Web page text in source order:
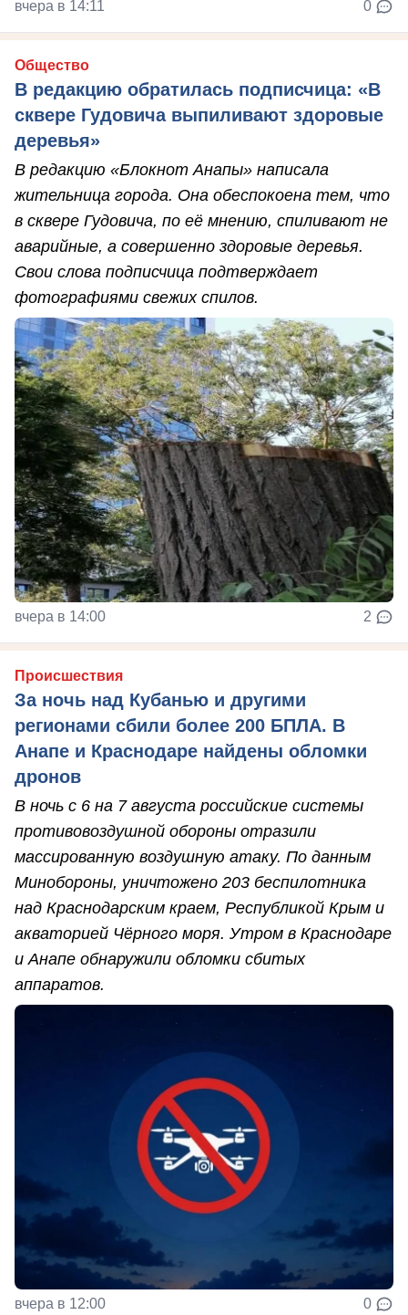
вчера в 14:11 0
Общество
В редакцию обратилась подписчица: «В
сквере Гудовича выпиливают здоровые
деревья»
В редакцию «Блокнот Анапы» написала
жительница города. Она обеспокоена тем, что
в сквере Гудовича, по её мнению, спиливают не
аварийные, а совершенно здоровые деревья.
Свои слова подписчица подтверждает
фотографиями свежих спилов.
вчера в 14:00 2
Происшествия
За ночь над Кубанью и другими
регионами сбили более 200 БПЛА. В
Анапе и Краснодаре найдены обломки
дронов
В ночь с 6 на 7 августа российские системы
противовоздушной обороны отразили
массированную воздушную атаку. По данным
Минобороны, уничтожено 203 беспилотника
над Краснодарским краем, Республикой Крым и
акваторией Чёрного моря. Утром в Краснодаре
и Анапе обнаружили обломки сбитых
аппаратов.
вчера в 12:00 0